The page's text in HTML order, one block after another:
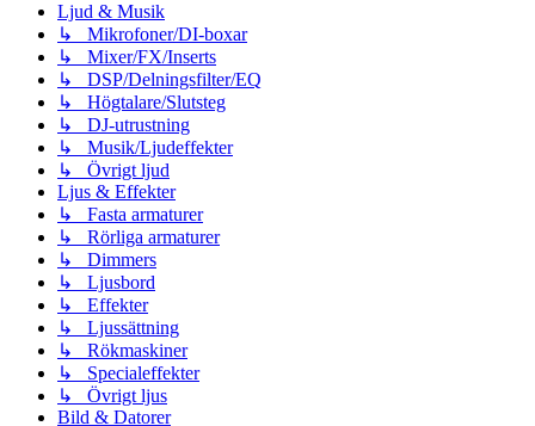
Ljud & Musik
↳ Mikrofoner/DI-boxar
↳ Mixer/FX/Inserts
↳ DSP/Delningsfilter/EQ
↳ Högtalare/Slutsteg
↳ DJ-utrustning
↳ Musik/Ljudeffekter
↳ Övrigt ljud
Ljus & Effekter
↳ Fasta armaturer
↳ Rörliga armaturer
↳ Dimmers
↳ Ljusbord
↳ Effekter
↳ Ljussättning
↳ Rökmaskiner
↳ Specialeffekter
↳ Övrigt ljus
Bild & Datorer